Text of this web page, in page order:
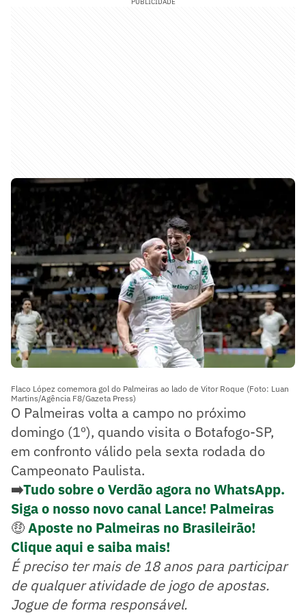
Flaco López comemora gol do Palmeiras ao lado de Vitor Roque (Foto: Luan
Martins/Agência F8/Gazeta Press)
O Palmeiras volta a campo no próximo
domingo (1º), quando visita o Botafogo-SP,
em confronto válido pela sexta rodada do
Campeonato Paulista.
➡️Tudo sobre o Verdão agora no WhatsApp.
Siga o nosso novo canal Lance! Palmeiras
🤑Aposte no Palmeiras no Brasileirão!
Clique aqui e saiba mais!
É preciso ter mais de 18 anos para participar
de qualquer atividade de jogo de apostas.
Jogue de forma responsável.